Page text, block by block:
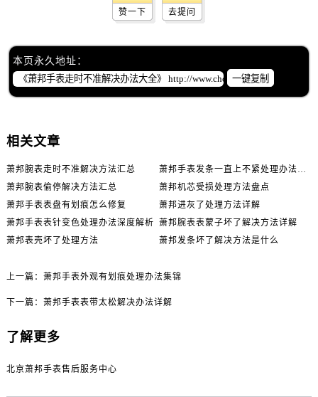
赞一下 去提问
本页永久地址：
一键复制
相关文章
萧邦腕表走时不准解决方法汇总
萧邦手表发条一直上不紧处理办法推荐
萧邦腕表偷停解决方法汇总
萧邦机芯受损处理方法盘点
萧邦手表表盘有划痕怎么修复
萧邦进灰了处理方法详解
萧邦手表表针变色处理办法深度解析 萧邦腕表表蒙子坏了解决方法详解
萧邦表壳坏了处理方法
萧邦发条坏了解决方法是什么
上一篇： 萧邦手表外观有划痕处理办法集锦
下一篇： 萧邦手表表带太松解决办法详解
了解更多
北京萧邦手表售后服务中心